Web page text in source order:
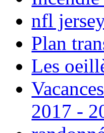
nfl
Plan
Les
2017 -